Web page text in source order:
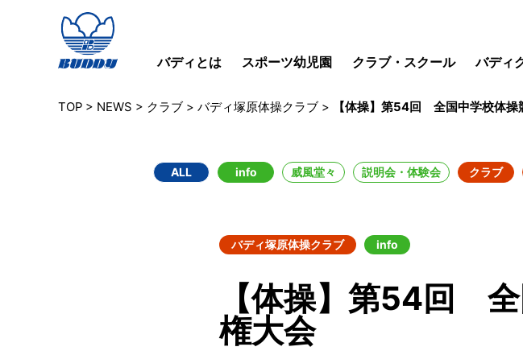
バディとは スポーツ幼児園 クラブ・スクール バディ
TOP > NEWS > クラブ > バディ塚原体操クラブ > 【体操】第54回 全国中学校体操
ALL info 威風堂々 説明会・体験会 クラブ
バディ塚原体操クラブ info
【体操】第54回
権大会